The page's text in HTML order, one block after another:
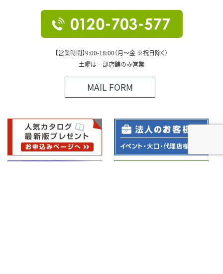
【営業時間】9:00-18:00（月～金 ※祝日除く）
土曜は一部店舗のみ営業
MAIL FORM